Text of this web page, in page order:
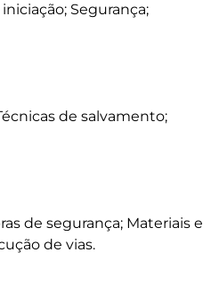
Segurança;
de salvamento;
de segurança; Materiais e
de vias.